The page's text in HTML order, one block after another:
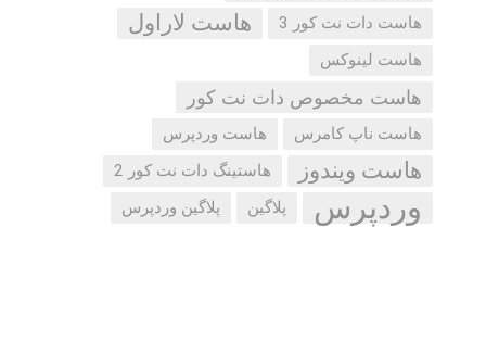
هاست دات نت کور 3 هاست لاراول
هاست لینوکس
هاست مخصوص دات نت کور
هاست ناپ کامرس هاست وردپرس
هاست ویندوز هاستینگ دات نت کور 2
وردپرس پلاگین پلاگین وردپرس